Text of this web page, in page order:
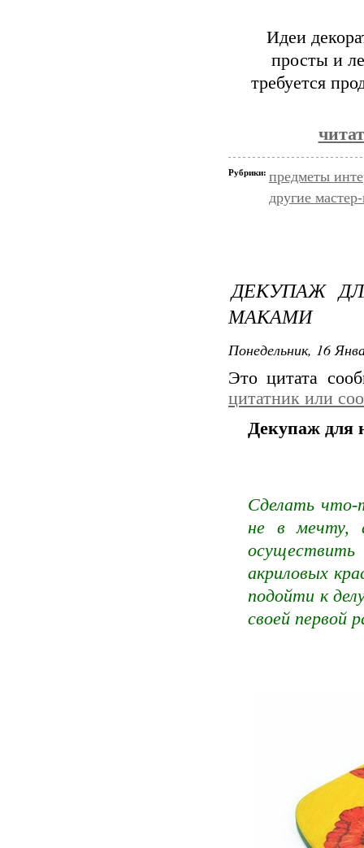
Идеи
просты и
требуется
Рубрики: предметы
другие
ДЕКУПАЖ
МАКАМИ
Понедельник, 16
Это цитата
цитатник или
Декупаж для
Сделать что-
не в мечту,
акриловых
подойти к
своей первой